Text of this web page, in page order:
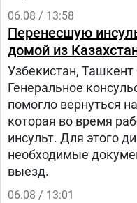
06.08 / 13:58
Перенесшую
домой из
Узбекистан,
Генеральное
помогло вернуться
которая во время
инсульт. Для этого
необходимые
выезд.
06.08 / 13:01